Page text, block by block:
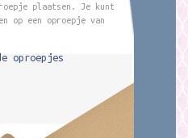
plaatsen. Je kunt
op een oproepje van
oproepjes